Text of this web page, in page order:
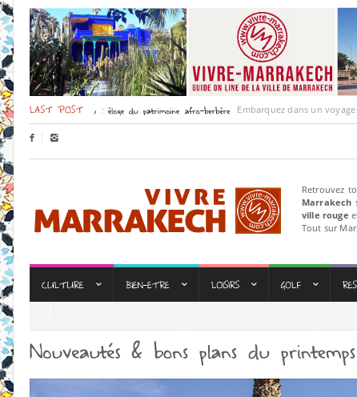
Embarquez dans un voyage
 
Retrouvez
Marrakech
ville rouge
Tout sur